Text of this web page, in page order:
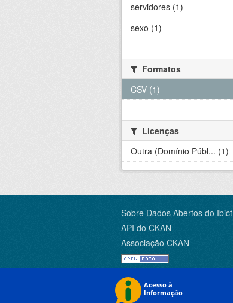
servidores (1)
sexo (1)
Formatos
CSV (1)
Licenças
Outra (Domínio Públ... (1)
Sobre Dados Abertos do Ibict
API do CKAN
Associação CKAN